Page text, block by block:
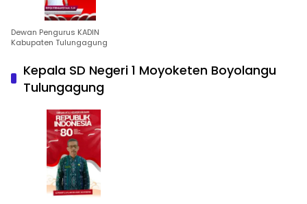
Dewan Pengurus KADIN
Kabupaten Tulungagung
Kepala SD Negeri 1 Moyoketen Boyolangu
Tulungagung